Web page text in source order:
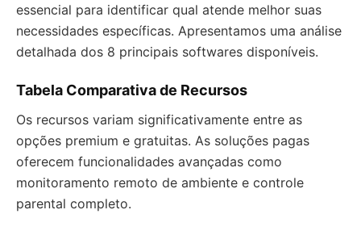
essencial para identificar qual atende melhor suas
necessidades específicas. Apresentamos uma análise
detalhada dos 8 principais softwares disponíveis.
Tabela Comparativa de Recursos
Os recursos variam significativamente entre as
opções premium e gratuitas. As soluções pagas
oferecem funcionalidades avançadas como
monitoramento remoto de ambiente e controle
parental completo.